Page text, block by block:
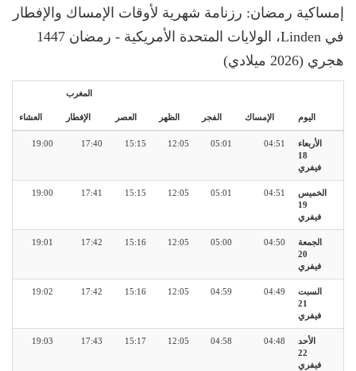
إمساكية رمضان: رزنامة شهرية لأوقات الإمساك والإفطار
في Linden، الولايات المتحدة الأمريكية - رمضان 1447
هجري (2026 ميلادي)
اليوم الإمساك الفجر الظهر العصر
المغرب
الإفطار العشاء
الأربعاء
18
فيفري
04:51
05:01
12:05
15:15
17:40
19:00
الخميس
19
فيفري
04:51
05:01
12:05
15:15
17:41
19:00
الجمعة
20
فيفري
04:50
05:00
12:05
15:16
17:42
19:01
السبت
21
فيفري
04:49
04:59
12:05
15:16
17:42
19:02
الأحد
22
فيفري
04:48
04:58
12:05
15:17
17:43
19:03